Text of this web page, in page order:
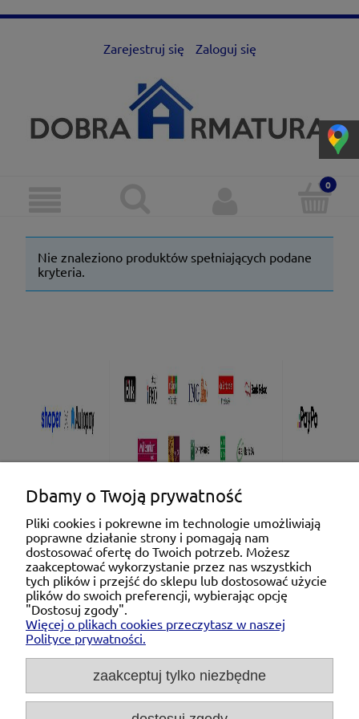
Zarejestruj się Zaloguj się
Nie znaleziono produktów spełniających podane
kryteria.
Pomoc
Moje konto
Płatności i dostawa
O nas
Dbamy o Twoją prywatność
Pliki cookies i pokrewne im technologie umożliwiają
poprawne działanie strony i pomagają nam
dostosować ofertę do Twoich potrzeb. Możesz
zaakceptować wykorzystanie przez nas wszystkich
tych plików i przejść do sklepu lub dostosować użycie
plików do swoich preferencji, wybierając opcję
"Dostosuj zgody".
Więcej o plikach cookies przeczytasz w naszej
Polityce prywatności.
zaakceptuj tylko niezbędne